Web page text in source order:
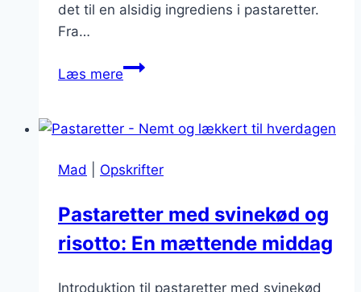
det til en alsidig ingrediens i pastaretter.
Fra…
Læs merePastaretter
Kraftfuld
Mad
Opskrifter
Pastaretter med svinekød og
risotto: En mættende middag
Introduktion til pastaretter med svinekød